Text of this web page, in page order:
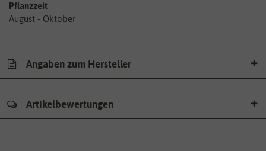
Pflanzzeit
August - Oktober
Angaben zum Hersteller
Artikelbewertungen